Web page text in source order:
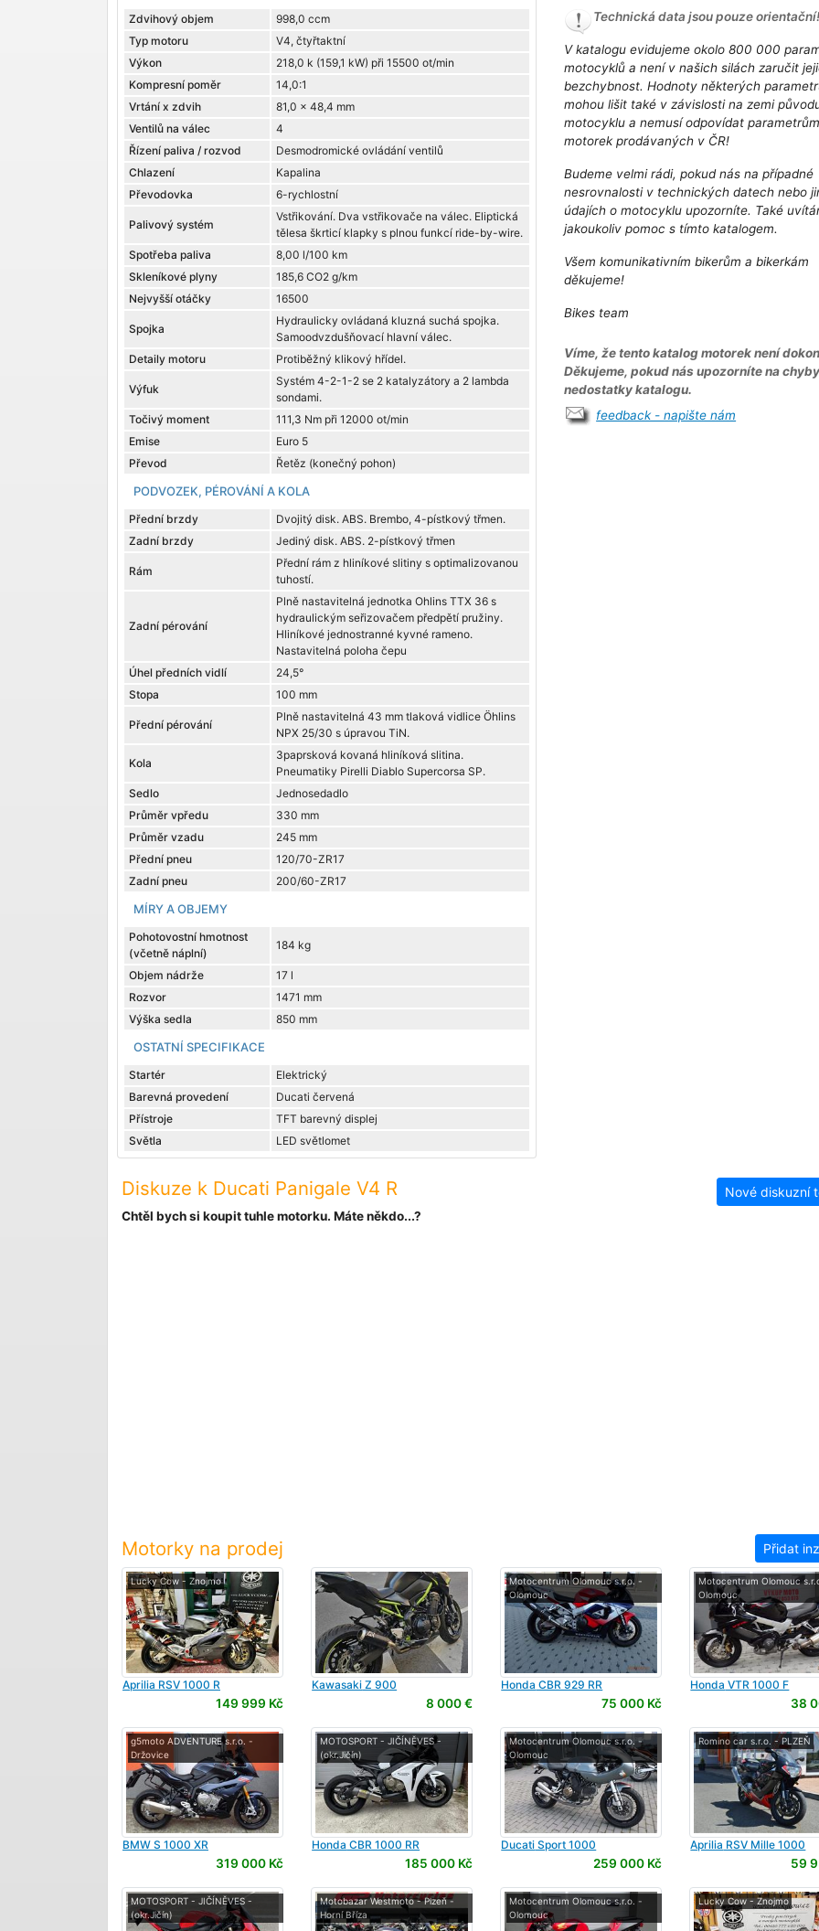
Zdvihový objem
998,0 ccm
Typ motoru
V4, čtyřtaktní
Výkon
218,0 k (159,1 kW) při 15500 ot/min
Kompresní poměr
14,0:1
Vrtání x zdvih
81,0 x 48,4 mm
Ventilů na válec
4
Řízení paliva / rozvod
Desmodromické ovládání ventilů
Chlazení
Kapalina
Převodovka
6-rychlostní
Palivový systém
Vstřikování. Dva vstřikovače na válec. Eliptická
tělesa škrticí klapky s plnou funkcí ride-by-wire.
Spotřeba paliva
8,00 l/100 km
Skleníkové plyny
185,6 CO2 g/km
Nejvyšší otáčky
16500
Spojka
Hydraulicky ovládaná kluzná suchá spojka.
Samoodvzdušňovací hlavní válec.
Detaily motoru
Protiběžný klikový hřídel.
Výfuk
Systém 4-2-1-2 se 2 katalyzátory a 2 lambda
sondami.
Točivý moment
111,3 Nm při 12000 ot/min
Emise
Euro 5
Převod
Řetěz (konečný pohon)
PODVOZEK, PÉROVÁNÍ A KOLA
Přední brzdy
Dvojitý disk. ABS. Brembo, 4-pístkový třmen.
Zadní brzdy
Jediný disk. ABS. 2-pístkový třmen
Rám
Přední rám z hliníkové slitiny s optimalizovanou
tuhostí.
Zadní pérování
Plně nastavitelná jednotka Ohlins TTX 36 s
hydraulickým seřizovačem předpětí pružiny.
Hliníkové jednostranné kyvné rameno.
Nastavitelná poloha čepu
Úhel předních vidlí
24,5°
Stopa
100 mm
Přední pérování
Plně nastavitelná 43 mm tlaková vidlice Öhlins
NPX 25/30 s úpravou TiN.
Kola
3paprsková kovaná hliníková slitina.
Pneumatiky Pirelli Diablo Supercorsa SP.
Sedlo
Jednosedadlo
Průměr vpředu
330 mm
Průměr vzadu
245 mm
Přední pneu
120/70-ZR17
Zadní pneu
200/60-ZR17
MÍRY A OBJEMY
Pohotovostní hmotnost
(včetně náplní)
184 kg
Objem nádrže
17 l
Rozvor
1471 mm
Výška sedla
850 mm
OSTATNÍ SPECIFIKACE
Startér
Elektrický
Barevná provedení
Ducati červená
Přístroje
TFT barevný displej
Světla
LED světlomet
Technická data jsou pouze orientační!
V katalogu evidujeme okolo 800 000
motocyklů a není v našich silách zaručit
bezchybnost. Hodnoty některých
mohou lišit také v závislosti na zemi
motocyklu a nemusí odpovídat parametrům
motorek prodávaných v ČR!
Budeme velmi rádi, pokud nás na případné
nesrovnalosti v technických datech nebo
údajích o motocyklu upozorníte. Také
jakoukoliv pomoc s tímto katalogem.
Všem komunikativním bikerům a bikerkám
děkujeme!
Bikes team
Víme, že tento katalog motorek není
Děkujeme, pokud nás upozorníte na
nedostatky katalogu.
feedback - napište nám
Diskuze k Ducati Panigale V4 R Nové diskuzní
Chtěl bych si koupit tuhle motorku. Máte někdo...?
Motorky na prodej Přidat
Lucky Cow - Znojmo
Aprilia RSV 1000 R
149 999 Kč
Kawasaki Z 900
8 000 €
Motocentrum Olomouc s.r.o. -
Olomouc
Honda CBR 929 RR
75 000 Kč
Motocentrum Olomouc
Olomouc
Honda VTR 1000 F
38
g5moto ADVENTURE s.r.o. -
Držovice
BMW S 1000 XR
319 000 Kč
MOTOSPORT - JIČÍNĚVES -
(okr.Jičín)
Honda CBR 1000 RR
185 000 Kč
Motocentrum Olomouc s.r.o. -
Olomouc
Ducati Sport 1000
259 000 Kč
Romino car s.r.o. - PLZEŇ
Aprilia RSV Mille 1000
59
MOTOSPORT - JIČÍNĚVES -
(okr.Jičín)
Motobazar Westmoto - Plzeň -
Horní Bříza
Motocentrum Olomouc s.r.o. -
Olomouc
Lucky Cow - Znojmo